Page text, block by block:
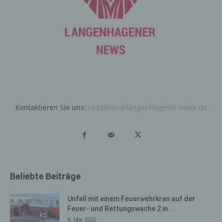
Kontaktieren Sie uns: redaktion@langenhagener-news.de
Beliebte Beiträge
Unfall mit einem Feuerwehrkran auf der
Feuer- und Rettungswache 2 in...
9. Mai 2022
automatisiertes System eine Reihe von allgemeinen
Daten und Informationen. Diese allgemeinen Daten und
gespeichert. Erfasst werden können die (1) verwendeten
Browsertypen und Versionen, (2) das vom zugreifenden
System verwendete Betriebssystem, (3) die
(5) das Datum und die Uhrzeit eines Zugriffs auf die
Adresse), (7) der Internet-Service-Provider des
Systeme dienen.
Bei der Nutzung dieser allgemeinen Daten und
Informationen ziehen wird keine Rückschlüsse auf die
betroffene Person. Diese Informationen werden vielmehr